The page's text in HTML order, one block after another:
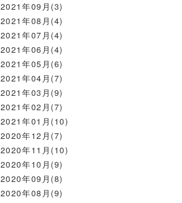
2021年09月(3)
2021年08月(4)
2021年07月(4)
2021年06月(4)
2021年05月(6)
2021年04月(7)
2021年03月(9)
2021年02月(7)
2021年01月(10)
2020年12月(7)
2020年11月(10)
2020年10月(9)
2020年09月(8)
2020年08月(9)